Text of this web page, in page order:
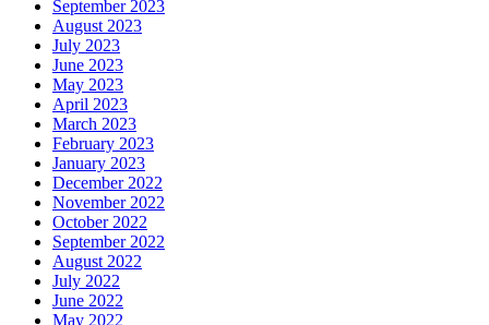
September 2023
August 2023
July 2023
June 2023
May 2023
April 2023
March 2023
February 2023
January 2023
December 2022
November 2022
October 2022
September 2022
August 2022
July 2022
June 2022
May 2022